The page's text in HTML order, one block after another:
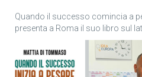
Quando il successo comincia a
presenta a Roma il suo libro sul